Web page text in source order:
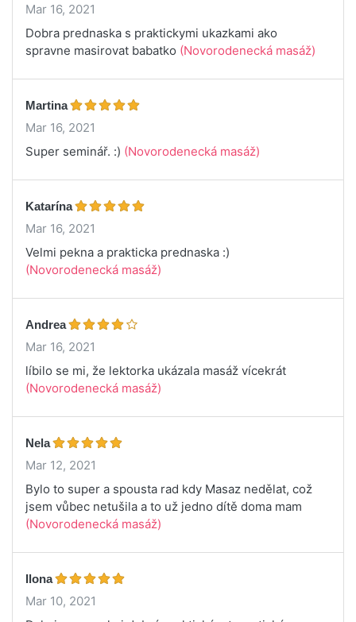
Mar 16, 2021
Dobra prednaska s praktickymi ukazkami ako
spravne masirovat babatko (Novorodenecká masáž)
Martina
Mar 16, 2021
Super seminář. :) (Novorodenecká masáž)
Katarína
Mar 16, 2021
Velmi pekna a prakticka prednaska :)
(Novorodenecká masáž)
Andrea
Mar 16, 2021
líbilo se mi, že lektorka ukázala masáž vícekrát
(Novorodenecká masáž)
Nela
Mar 12, 2021
Bylo to super a spousta rad kdy Masaz nedělat, což
jsem vůbec netušila a to už jedno dítě doma mam
(Novorodenecká masáž)
Ilona
Mar 10, 2021